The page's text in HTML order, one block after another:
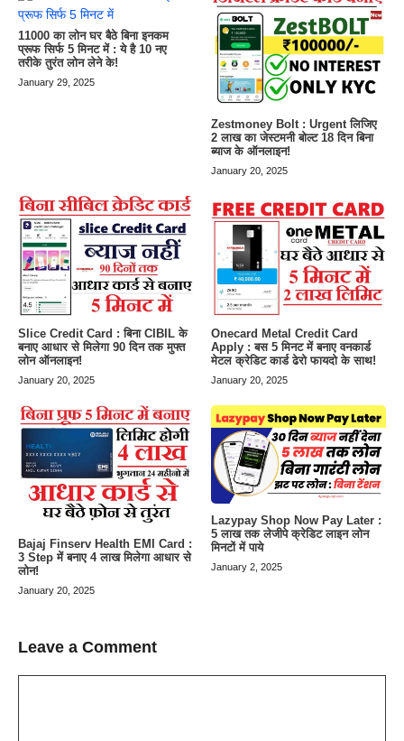
11000 का लोन घर बैठे बिना इनकम
प्रूफ सिर्फ 5 मिनट में : ये है 10 नए
तरीके तुरंत लोन लेने के!
January 29, 2025
Zestmoney Bolt : Urgent लिजिए
2 लाख का जेस्टमनी बोल्ट 18 दिन बिना
ब्याज के ऑनलाइन!
January 20, 2025
Slice Credit Card : बिना CIBIL के
बनाए आधार से मिलेगा 90 दिन तक मुफ्त
लोन ऑनलाइन!
January 20, 2025
Onecard Metal Credit Card
Apply : बस 5 मिनट में बनाए वनकार्ड
मेटल क्रेडिट कार्ड ढेरो फायदो के साथ!
January 20, 2025
Bajaj Finserv Health EMI Card :
3 Step में बनाए 4 लाख मिलेगा आधार से
लोन!
January 20, 2025
Lazypay Shop Now Pay Later :
5 लाख तक लेजीपे क्रेडिट लाइन लोन
मिनटों में पाये
January 2, 2025
Leave a Comment